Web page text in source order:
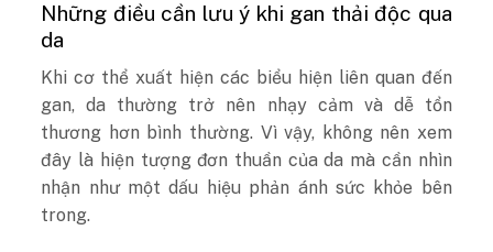
Những điều cần lưu ý khi gan thải độc qua
da
Khi cơ thể xuất hiện các biểu hiện liên quan đến
gan, da thường trở nên nhạy cảm và dễ tổn
thương hơn bình thường. Vì vậy, không nên xem
đây là hiện tượng đơn thuần của da mà cần nhìn
nhận như một dấu hiệu phản ánh sức khỏe bên
trong.